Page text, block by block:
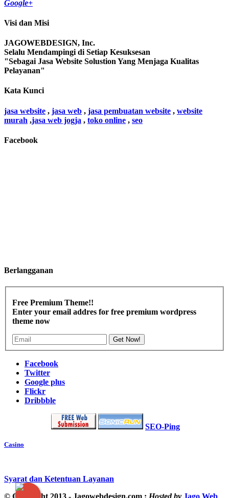
Google+
Visi dan Misi
JAGOWEBDESIGN, Inc.
Selalu Mendampingi di Setiap Kesuksesan
"Sebagai Jasa Website Solustion Yang Menjaga Kualitas
Pelayanan"
Kata Kunci
jasa website , jasa web , jasa pembuatan website , website
murah ,jasa web jogja , toko online , seo
Facebook
Berlangganan
Free Premium Theme!!
Enter your email addres for free premium wordpress
theme now
Get Now!
Facebook
Twitter
Google plus
Flickr
Dribbble
SEO-Ping
Casino
Syarat dan Ketentuan Layanan